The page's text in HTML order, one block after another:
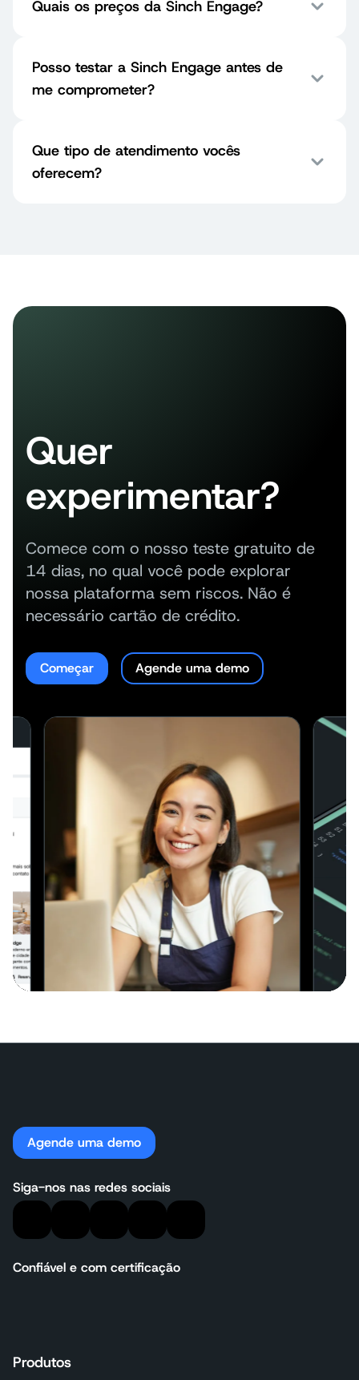
Canais sociais complementares
Quais os preços da Sinch Engage?
Posso testar a Sinch Engage antes de
me comprometer?
Que tipo de atendimento vocês
oferecem?
Quer
experimentar?
Comece com o nosso teste gratuito de
14 dias, no qual você pode explorar
nossa plataforma sem riscos. Não é
necessário cartão de crédito.
Começar Agende uma demo
Agende uma demo
Siga-nos nas redes sociais
Confiável e com certificação
Produtos